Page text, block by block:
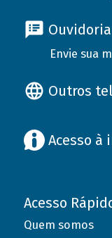
Ouvidoria
Envie sua
Outros
Acesso à
Acesso
Quem somos